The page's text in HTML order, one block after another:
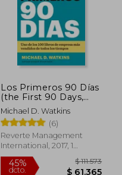
Los Primeros 90 Días
(the First 90 Days,
Updated and
Expanded Edition
Spanish Edition)
Michael D. Watkins
(6)
Reverte Management
International, 2017, 1
Edición, Tapa Blanda,
Nuevo